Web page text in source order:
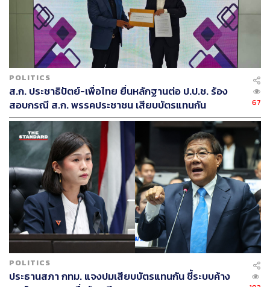
POLITICS
ส.ก. ประชาธิปัตย์-เพื่อไทย ยื่นหลักฐานต่อ ป.ป.ช. ร้อง
สอบกรณี ส.ก. พรรคประชาชน เสียบบัตรแทนกัน
67
POLITICS
ประธานสภา กทม. แจงปมเสียบบัตรแทนกัน ชี้ระบบค้าง